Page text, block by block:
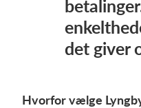
det giver
Hvorfor vælge